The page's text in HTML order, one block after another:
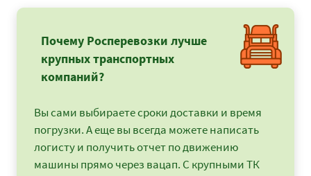
Почему Росперевозки лучше
крупных транспортных
компаний?
Вы сами выбираете сроки доставки и время
погрузки. А еще вы всегда можете написать
логисту и получить отчет по движению
машины прямо через вацап. С крупными ТК